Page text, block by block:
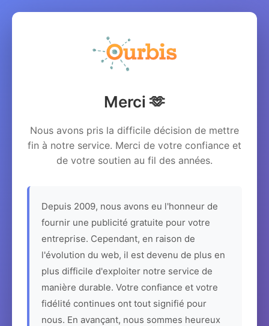
Merci 🫶
Nous avons pris la difficile décision de mettre
fin à notre service. Merci de votre confiance et
de votre soutien au fil des années.
Depuis 2009, nous avons eu l'honneur de
fournir une publicité gratuite pour votre
entreprise. Cependant, en raison de
l'évolution du web, il est devenu de plus en
plus difficile d'exploiter notre service de
manière durable. Votre confiance et votre
fidélité continues ont tout signifié pour
nous. En avançant, nous sommes heureux